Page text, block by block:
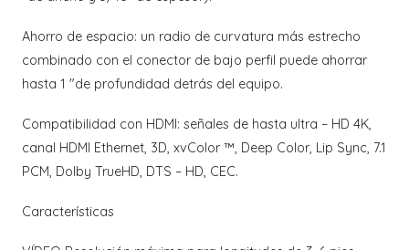
Ahorro de espacio: un radio de curvatura más estrecho
combinado con el conector de bajo perfil puede ahorrar
hasta 1 "de profundidad detrás del equipo.
Compatibilidad con HDMI: señales de hasta ultra – HD 4K,
canal HDMI Ethernet, 3D, xvColor ™, Deep Color, Lip Sync, 7.1
PCM, Dolby TrueHD, DTS – HD, CEC.
Características